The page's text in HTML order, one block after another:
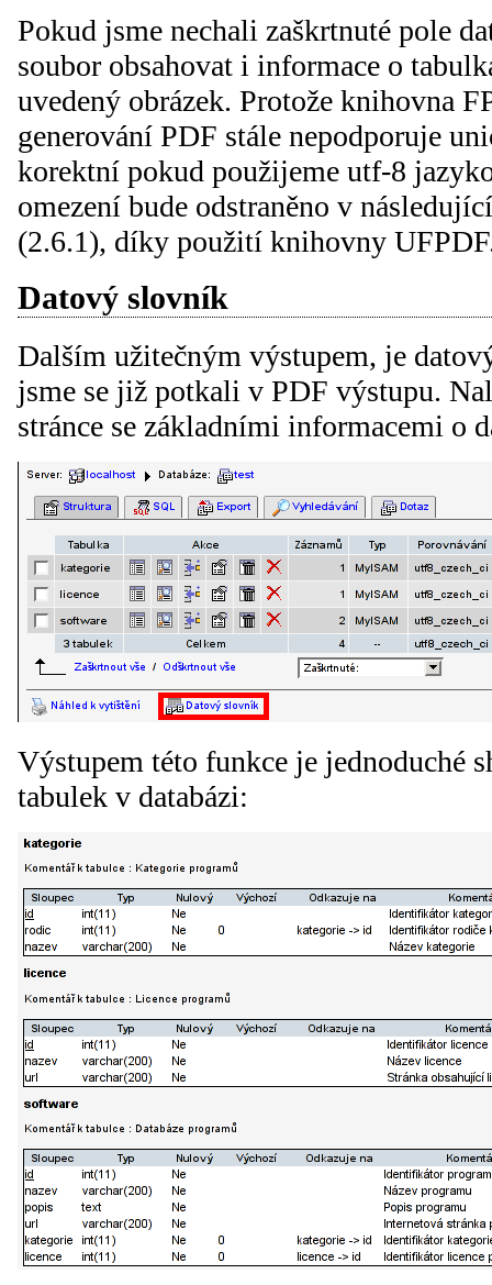
Pokud jsme nechali zaškrtnuté pole
soubor obsahovat i informace o
uvedený obrázek. Protože knihovna
generování PDF stále nepodporuje
korektní pokud použijeme utf-8
omezení bude odstraněno v
(2.6.1), díky použití knihovny
Datový slovník
Dalším užitečným výstupem, je
jsme se již potkali v PDF výstupu.
stránce se základními informacemi o
Výstupem této funkce je jednoduché
tabulek v databázi: